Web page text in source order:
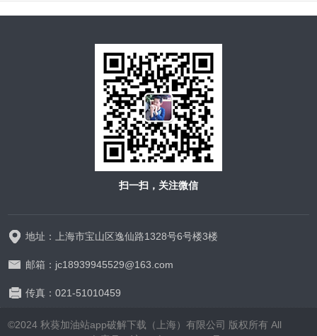
扫一扫，关注微信
地址：上海市宝山区逸仙路1328号6号楼3楼
邮箱：jc18939945529@163.com
传真：021-51010459
©2024 秋葵加油站app破解下载（上海）有限公司 版权所有 All